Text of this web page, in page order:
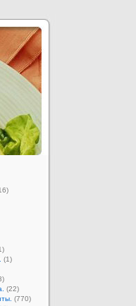
(1)
(22)
(770)